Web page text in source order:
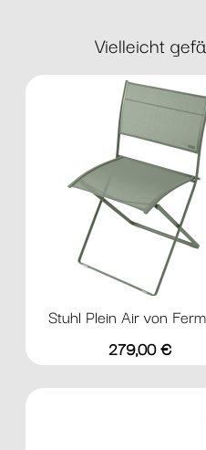
Vielleicht
Stuhl Plein Air von
Preis
279,00 €